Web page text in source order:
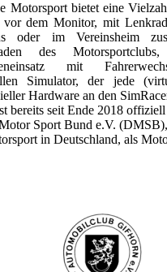
Motorsport bietet eine
vor dem Monitor, mit
oder im Vereinsheim
des
mit
Simulator, der jede
Hardware an den
bereits seit Ende 2018
Sport Bund e.V.
in Deutschland, als